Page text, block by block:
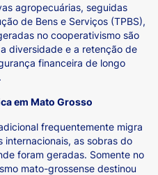
agropecuárias, seguidas
de Bens e Serviços (TPBS),
no cooperativismo são
diversidade e a retenção de
financeira de longo
em Mato Grosso
frequentemente migra
as sobras do
foram geradas. Somente no
mato-grossense destinou